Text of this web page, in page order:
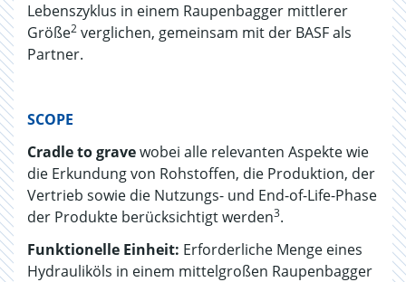
Lebenszyklus in einem Raupenbagger mittlerer
Größe2 verglichen, gemeinsam mit der BASF als
Partner.
SCOPE
Cradle to gravewobei alle relevanten Aspekte wie
die Erkundung von Rohstoffen, die Produktion, der
Vertrieb sowie die Nutzungs- und End-of-Life-Phase
der Produkte berücksichtigt werden3.
Funktionelle Einheit: Erforderliche Menge eines
Hydrauliköls in einem mittelgroßen Raupenbagger